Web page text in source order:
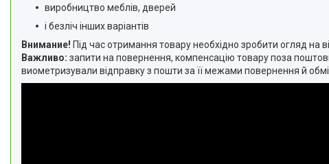
виробництво меблів, дверей
і безліч інших варіантів
Внимание! Під час отримання товару необхідно зробити огляд на
Важливо: запити на повернення, компенсацію товару поза
виометризували відправку з пошти за її межами повернення й